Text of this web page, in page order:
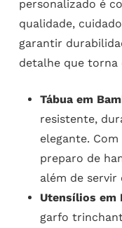
personalizado é
qualidade,
garantir
detalhe que torna
Tábua em
resistente,
elegante.
preparo de
além de servir
Utensílios em
garfo